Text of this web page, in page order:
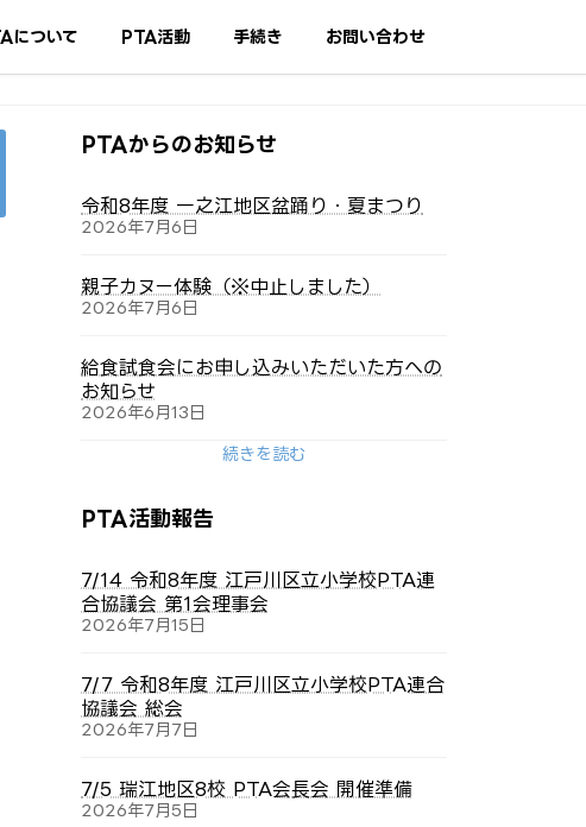
について PTA活動 手続き お問い合わせ
PTAからのお知らせ
令和8年度 一之江地区盆踊り・夏まつり
2026年7月6日
親子カヌー体験（※中止しました）
2026年7月6日
給食試食会にお申し込みいただいた方への
お知らせ
2026年6月13日
続きを読む
PTA活動報告
7/14 令和8年度 江戸川区立小学校PTA連
合協議会 第1会理事会
2026年7月15日
7/7 令和8年度 江戸川区立小学校PTA連合
協議会 総会
2026年7月7日
7/5 瑞江地区8校 PTA会長会 開催準備
2026年7月5日